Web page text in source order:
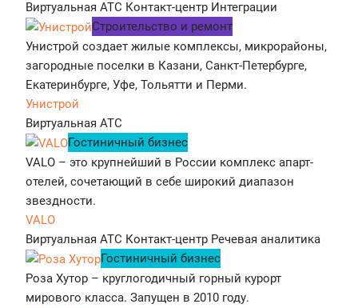
Виртуальная АТС Контакт-центр Интеграции
Строительство и ремонт
Унистрой создает жилые комплексы, микрорайоны,
загородные поселки в Казани, Санкт-Петербурге,
Екатеринбурге, Уфе, Тольятти и Перми.
Унистрой
Виртуальная АТС
Гостиничный бизнес
VALO – это крупнейший в России комплекс апарт-
отелей, сочетающий в себе широкий диапазон
звездности.
VALO
Виртуальная АТС Контакт-центр Речевая аналитика
Гостиничный бизнес
Роза Хутор – круглогодичный горный курорт
мирового класса. Запущен в 2010 году.